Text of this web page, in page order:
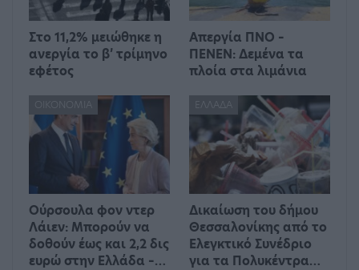
Στο 11,2% μειώθηκε η
ανεργία το β’ τρίμηνο
εφέτος
Απεργία ΠΝΟ –
ΠΕΝΕΝ: Δεμένα τα
πλοία στα λιμάνια
ΟΙΚΟΝΟΜΊΑ
Ούρσουλα φον ντερ
Λάιεν: Μπορούν να
δοθούν έως και 2,2 δις
ευρώ στην Ελλάδα –…
ΕΛΛΆΔΑ
Δικαίωση του δήμου
Θεσσαλονίκης από το
Ελεγκτικό Συνέδριο
για τα Πολυκέντρα…